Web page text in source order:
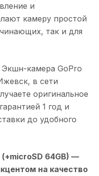
и
камеру простой
так и для
Экшн-камера GoPro
, в сети
оригинальное
1 год и
до удобного
64GB) —
на качество